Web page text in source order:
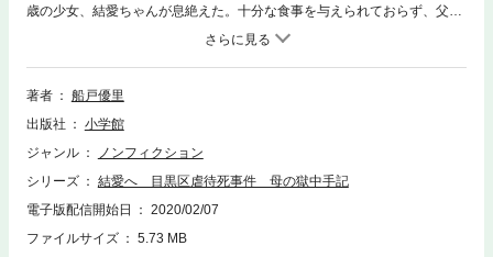
歳の少女、結愛ちゃんが息絶えた。十分な食事を与えられておらず、父親
から暴力を受けていたことによる衰弱死だった。警視庁は傷害容疑で父親
を逮捕。6月に父親を保護責任者遺棄致死容疑で再逮捕する際、母親・船
戸優里も逮捕する。本書は、2019年9月、第一審で懲役8年の判決を下さ
れた母親が、罪と向き合いながら綴った悲しみの記録である。〈2018年6
ではなく「殺した」と言われても当然の結果で、「逮捕された」のではな
く「逮捕していただいた」と言った方が正確なのかもしれない〉〈結婚式
に寝転がっていたとき彼が横から思い切り、結愛のお腹を蹴り上げた。ま
るでサッカーボールのように。私の心はガラガラと音を立てて崩れていっ
りがとう」と言うようになった。（略）私にとって説教とはしかられて終
著者
船戸優里
出版社
小学館
ジャンル
ノンフィクション
シリーズ
結愛へ 目黒区虐待死事件 母の獄中手記
電子版配信開始日
2020/02/07
ファイルサイズ
5.73 MB